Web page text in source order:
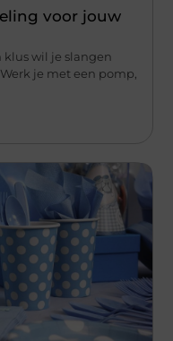
voor jouw
klus wil je slangen
je met een pomp,